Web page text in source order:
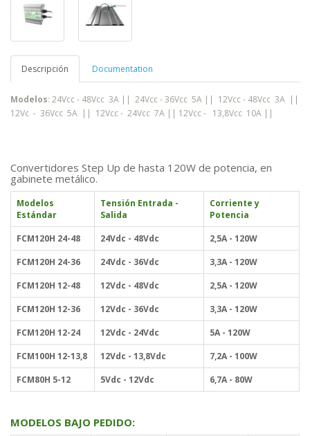
Descripción Documentation
Modelos: 24Vcc - 48Vcc 3A || 24Vcc - 36Vcc 5A || 12Vcc - 48Vcc 3A ||
12Vc - 36Vcc 5A || 12Vcc - 24Vcc 7A || 12Vcc - 13,8Vcc 10A ||
Convertidores Step Up de hasta 120W de potencia, en
gabinete metálico.
Modelos
Estándar
Tensión Entrada -
Salida
Corriente y
Potencia
FCM120H 24-48
24Vdc - 48Vdc
2,5A - 120W
FCM120H 24-36 24Vdc - 36Vdc
3,3A - 120W
FCM120H 12-48 12Vdc - 48Vdc
2,5A - 120W
FCM120H 12-36 12Vdc - 36Vdc
3,3A - 120W
FCM120H 12-24 12Vdc - 24Vdc
5A - 120W
FCM100H 12-13,8 12Vdc - 13,8Vdc
7,2A - 100W
FCM80H 5-12 5Vdc - 12Vdc 6,7A - 80W
MODELOS BAJO PEDIDO: